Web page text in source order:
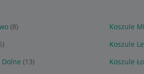
(8) Koszule
Koszule
Dolne (13) Koszule